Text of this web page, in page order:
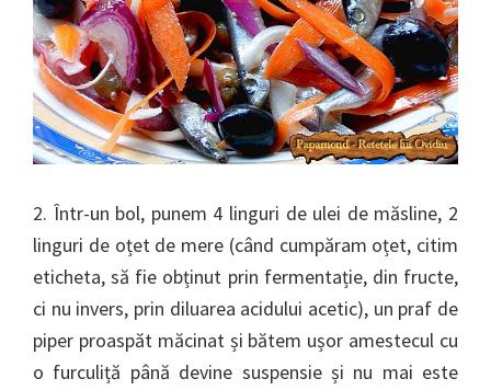
2. Într-un bol, punem 4 linguri de ulei de măsline, 2
linguri de oțet de mere (când cumpăram oțet, citim
eticheta, să fie obținut prin fermentație, din fructe,
ci nu invers, prin diluarea acidului acetic), un praf de
piper proaspăt măcinat și bătem ușor amestecul cu
o furculiță până devine suspensie și nu mai este